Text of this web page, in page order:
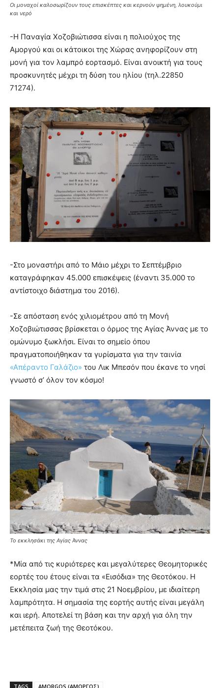
Οι μοναχοί καλοσωρίζουν τους επισκέπτες και κερνούν ψημένη, λουκούμι
και νερό
-Η Παναγία Χοζοβιώτισσα είναι η πολιούχος της
Αμοργού και οι κάτοικοι της Χώρας ανηφορίζουν στη
μονή για τον λαμπρό εορτασμό. Είναι ανοικτή για τους
προσκυνητές μέχρι τη δύση του ηλίου (τηλ.22850
71274).
-Στο μοναστήρι από το Μάιο μέχρι το Σεπτέμβριο
καταγράφηκαν 45.000 επισκέψεις (έναντι 35.000 το
αντίστοιχο διάστημα του 2016).
-Σε απόσταση ενός χιλιομέτρου από τη Μονή
Χοζοβιώτισσας βρίσκεται ο όρμος της Αγίας Άννας με το
ομώνυμο ξωκλήσι. Είναι το σημείο όπου
πραγματοποιήθηκαν τα γυρίσματα για την ταινία
«Απέραντο Γαλάζιο» του Λικ Μπεσόν που έκανε το νησί
γνωστό σ’ όλον τον κόσμο!
Το εκκλησάκι της Αγίας Άννας
*Μία από τις κυριότερες και μεγαλύτερες Θεομητορικές
εορτές του έτους είναι τα «Εισόδια» της Θεοτόκου. Η
Εκκλησία μας την τιμά στις 21 Νοεμβρίου, με ιδιαίτερη
λαμπρότητα. Η σημασία της εορτής αυτής είναι μεγάλη
και ιερή. Αποτελεί τη βάση και την αρχή για όλη την
μετέπειτα ζωή της Θεοτόκου.
TAGS AMORGOS (ΑΜΟΡΓΟΣ)